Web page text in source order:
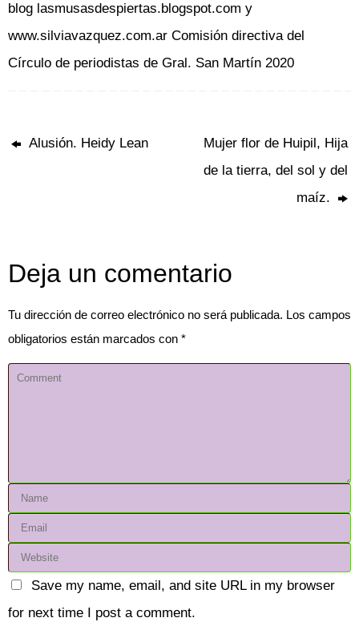
blog lasmusasdespiertas.blogspot.com y
www.silviavazquez.com.ar Comisión directiva del
Círculo de periodistas de Gral. San Martín 2020
Alusión. Heidy Lean
Mujer flor de Huipil, Hija
de la tierra, del sol y del
maíz.
Deja un comentario
Tu dirección de correo electrónico no será publicada. Los campos
obligatorios están marcados con *
Save my name, email, and site URL in my browser
for next time I post a comment.